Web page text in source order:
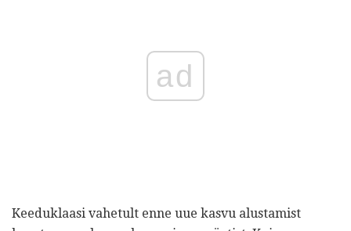
ad
Keeduklaasi vahetult enne uue kasvu alustamist